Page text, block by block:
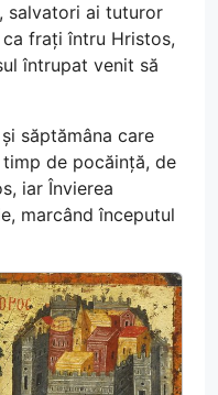
salvatori ai tuturor
frați întru Hristos,
întrupat venit să
săptămâna care
de pocăință, de
iar Învierea
marcând începutul